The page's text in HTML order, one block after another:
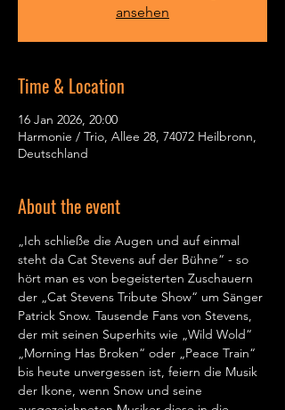
ansehen
Time & Location
16 Jan 2026, 20:00
Harmonie / Trio, Allee 28, 74072 Heilbronn,
Deutschland
About the event
„Ich schließe die Augen und auf einmal
steht da Cat Stevens auf der Bühne“ - so
hört man es von begeisterten Zuschauern
der „Cat Stevens Tribute Show“ um Sänger
Patrick Snow. Tausende Fans von Stevens,
der mit seinen Superhits wie „Wild Wold“
„Morning Has Broken“ oder „Peace Train“
bis heute unvergessen ist, feiern die Musik
der Ikone, wenn Snow und seine